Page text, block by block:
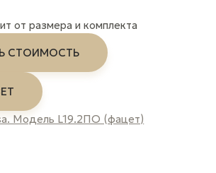
от размера и комплекта
СТОИМОСТЬ